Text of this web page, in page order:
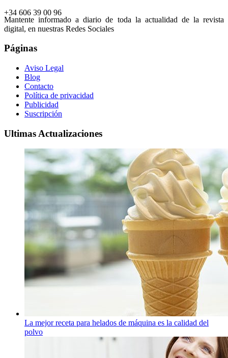
+34 606 39 00 96
Mantente informado a diario de toda la actualidad de la revista
digital, en nuestras Redes Sociales
Páginas
Aviso Legal
Blog
Contacto
Política de privacidad
Publicidad
Suscripción
Ultimas Actualizaciones
La mejor receta para helados de máquina es la calidad del
polvo